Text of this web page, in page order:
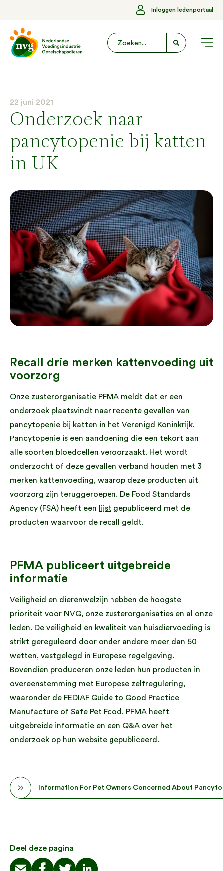
Inloggen ledenportaal
22 juni 2021
Onderzoek naar
pancytopenie bij katten
in UK
Recall drie merken kattenvoeding uit
voorzorg
Onze zusterorganisatie PFMA meldt dat er een
onderzoek plaatsvindt naar recente gevallen van
pancytopenie bij katten in het Verenigd Koninkrijk.
Pancytopenie is een aandoening die een tekort aan
alle soorten bloedcellen veroorzaakt. Het wordt
onderzocht of deze gevallen verband houden met 3
merken kattenvoeding, waarop deze producten uit
voorzorg zijn teruggeroepen. De Food Standards
Agency (FSA) heeft een
lijst gepubliceerd met de
producten waarvoor de recall geldt.
PFMA publiceert uitgebreide
informatie
Veiligheid en dierenwelzijn hebben de hoogste
prioriteit voor NVG, onze zusterorganisaties en al onze
leden. De veiligheid en kwaliteit van huisdiervoeding is
strikt gereguleerd door onder andere meer dan 50
wetten, vastgelegd in Europese regelgeving.
Bovendien produceren onze leden hun producten in
overeenstemming met Europese zelfregulering,
waaronder de FEDIAF Guide to Good Practice
Manufacture of Safe Pet Food . PFMA heeft
uitgebreide informatie en een Q&A over het
onderzoek op hun website gepubliceerd.
Information For Pet Owners Concerned About
Deel deze pagina